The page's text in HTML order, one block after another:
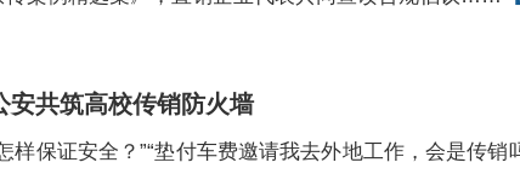
安共筑高校传销防火墙
样保证安全？”“垫付车费邀请我去外地工作，会是传销